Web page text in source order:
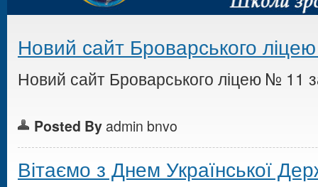
Новий сайт Броварського
Новий сайт Броварського ліцею № 11
Posted By admin bnvo
Вітаємо з Днем Української